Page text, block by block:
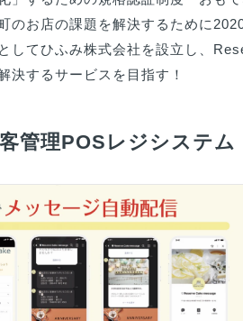
のお店の課題を解決するために
してひふみ株式会社を設立し、
決するサービスを目指す！
管理POSレジシステ